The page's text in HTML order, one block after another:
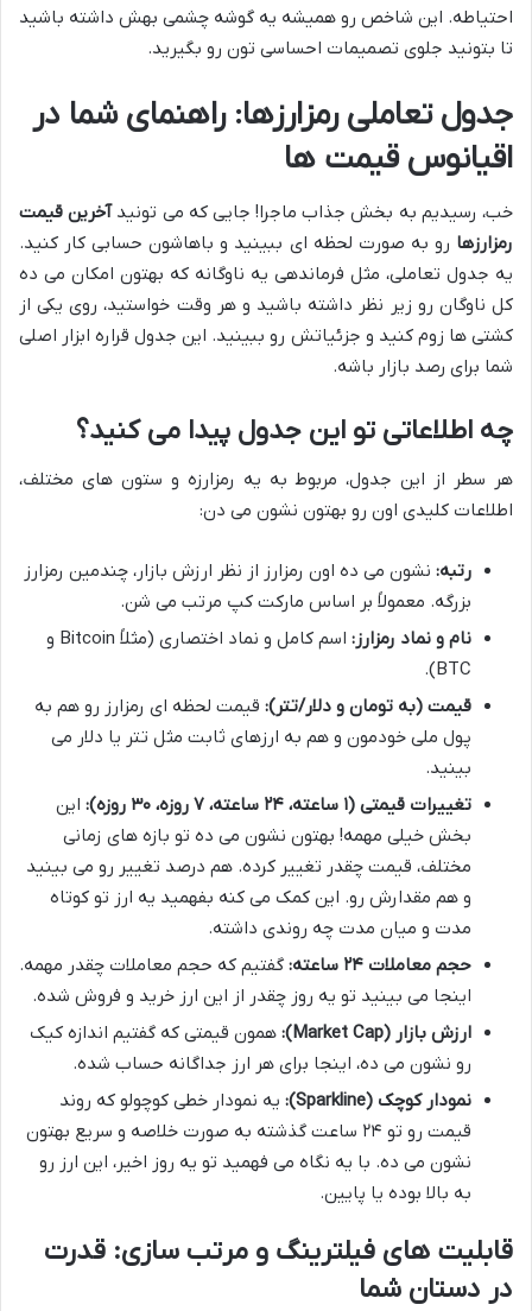
احتیاطه. این شاخص رو همیشه یه گوشه چشمی بهش داشته باشید
تا بتونید جلوی تصمیمات احساسی تون رو بگیرید.
جدول تعاملی رمزارزها: راهنمای شما در
اقیانوس قیمت ها
خب، رسیدیم به بخش جذاب ماجرا! جایی که می تونیدآخرین قیمت
رمزارزها رو به صورت لحظه ای ببینید و باهاشون حسابی کار کنید.
یه جدول تعاملی، مثل فرماندهی یه ناوگانه که بهتون امکان می ده
کل ناوگان رو زیر نظر داشته باشید و هر وقت خواستید، روی یکی از
کشتی ها زوم کنید و جزئیاتش رو ببینید. این جدول قراره ابزار اصلی
شما برای رصد بازار باشه.
چه اطلاعاتی تو این جدول پیدا می کنید؟
هر سطر از این جدول، مربوط به یه رمزارزه و ستون های مختلف،
اطلاعات کلیدی اون رو بهتون نشون می دن:
رتبه: نشون می ده اون رمزارز از نظر ارزش بازار، چندمین رمزارز
بزرگه. معمولاً بر اساس مارکت کپ مرتب می شن.
نام و نماد رمزارز:
اسم کامل و نماد اختصاری (مثلاً Bitcoin و
BTC).
قیمت (به تومان و دلار/تتر): قیمت لحظه ای رمزارز رو هم به
پول ملی خودمون و هم به ارزهای ثابت مثل تتر یا دلار می
بینید.
تغییرات قیمتی (۱ ساعته، ۲۴ ساعته، ۷ روزه، ۳۰ روزه):
این
بخش خیلی مهمه! بهتون نشون می ده تو بازه های زمانی
مختلف، قیمت چقدر تغییر کرده. هم درصد تغییر رو می بینید
و هم مقدارش رو. این کمک می کنه بفهمید یه ارز تو کوتاه
مدت و میان مدت چه روندی داشته.
حجم معاملات ۲۴ ساعته:
گفتیم که حجم معاملات چقدر مهمه.
اینجا می بینید تو یه روز چقدر از این ارز خرید و فروش شده.
ارزش بازار (Market Cap):
همون قیمتی که گفتیم اندازه کیک
رو نشون می ده، اینجا برای هر ارز جداگانه حساب شده.
نمودار کوچک (Sparkline):
یه نمودار خطی کوچولو که روند
قیمت رو تو ۲۴ ساعت گذشته به صورت خلاصه و سریع بهتون
نشون می ده. با یه نگاه می فهمید تو یه روز اخیر، این ارز رو
به بالا بوده یا پایین.
قابلیت های فیلترینگ و مرتب سازی: قدرت
در دستان شما